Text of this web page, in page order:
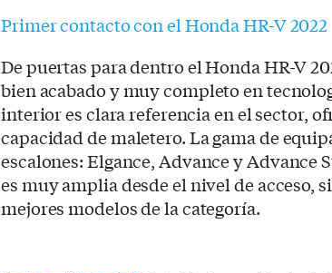
Primer contacto con el Honda HR-V 2022
De puertas para dentro el Honda HR-V
bien acabado y muy completo en
interior es clara referencia en el sector,
capacidad de maletero. La gama de
escalones: Elgance, Advance y Advance
es muy amplia desde el nivel de acceso,
mejores modelos de la categoría.